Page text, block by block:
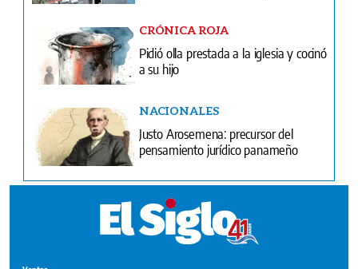
CRÓNICA ROJA
Pidió olla prestada a la iglesia y cocinó
a su hijo
NACIONALES
Justo Arosemena: precursor del
pensamiento jurídico panameño